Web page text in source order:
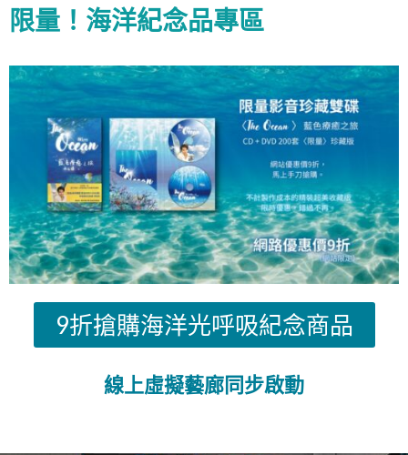
限量！海洋紀念品專區
9折搶購海洋光呼吸紀念商品
線上虛擬藝廊同步啟動